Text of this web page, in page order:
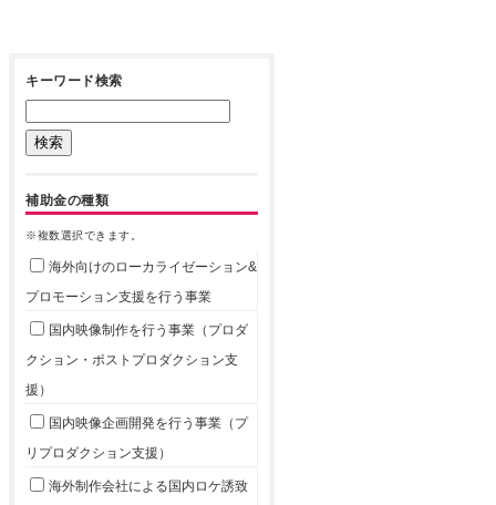
キーワード検索
補助金の種類
※複数選択できます。
海外向けのローカライゼーション&
プロモーション支援を行う事業
国内映像制作を行う事業（プロダ
クション・ポストプロダクション支
援）
国内映像企画開発を行う事業（プ
リプロダクション支援）
海外制作会社による国内ロケ誘致